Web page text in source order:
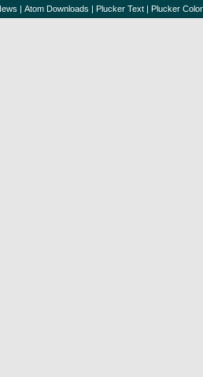
| Atom Downloads | Plucker Text | Plucker Color